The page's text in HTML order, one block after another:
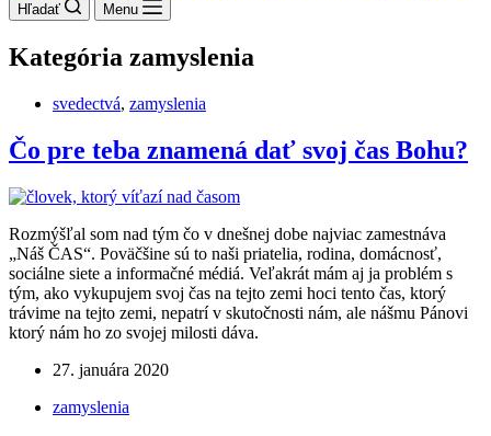
Hľadať Menu
Kategória zamyslenia
svedectvá, zamyslenia
Čo pre teba znamená dať svoj čas Bohu?
Rozmýšľal som nad tým čo v dnešnej dobe najviac zamestnáva
„Náš ČAS“. Poväčšine sú to naši priatelia, rodina, domácnosť,
sociálne siete a informačné médiá. Veľakrát mám aj ja problém s
tým, ako vykupujem svoj čas na tejto zemi hoci tento čas, ktorý
trávime na tejto zemi, nepatrí v skutočnosti nám, ale nášmu Pánovi
ktorý nám ho zo svojej milosti dáva.
27. januára 2020
zamyslenia